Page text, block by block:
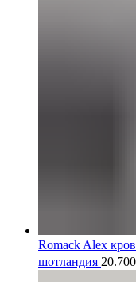
Romack Alex
шотландия 20.700